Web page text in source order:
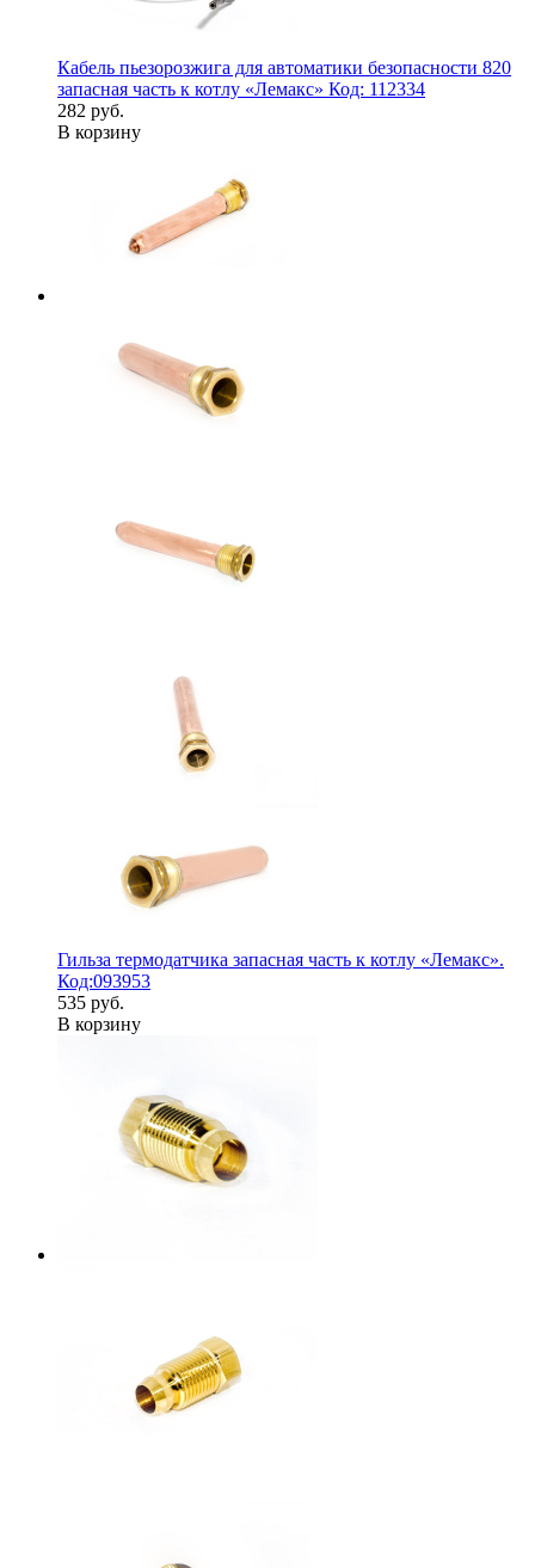
Кабель пьезорозжига для автоматики безопасности 820
запасная часть к котлу «Лемакс» Код: 112334
282 руб.
В корзину
Гильза термодатчика запасная часть к котлу «Лемакс».
Код:093953
535 руб.
В корзину